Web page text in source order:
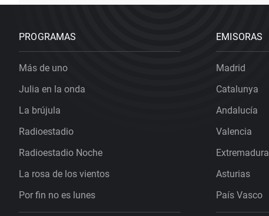
PROGRAMAS
Más de uno
Julia en la onda
La brújula
Radioestadio
Radioestadio Noche
La rosa de los vientos
Por fin no es lunes
EMISORAS
Madrid
Catalunya
Andalucía
Valencia
Extremadura
Asturias
País Vasco